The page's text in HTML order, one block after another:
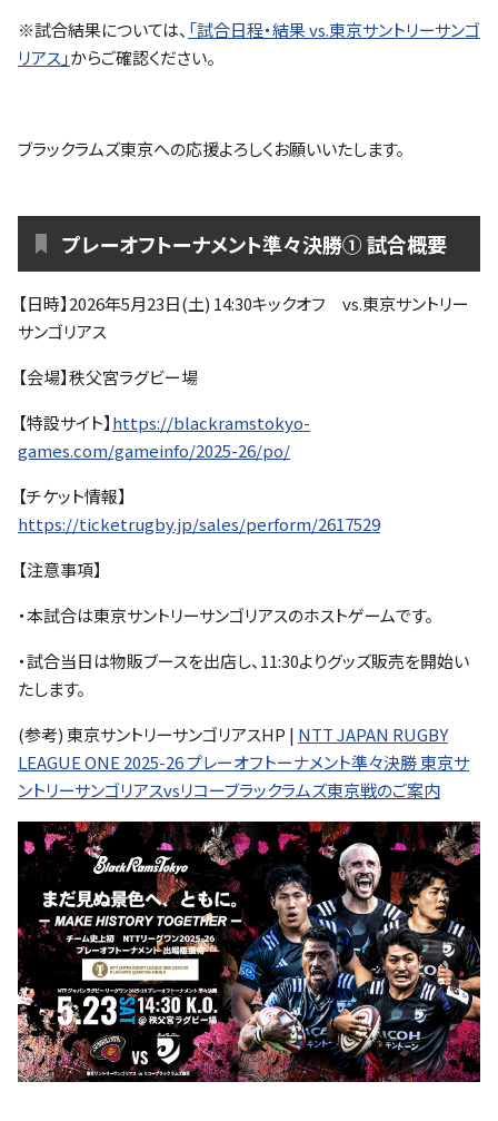
※試合結果については、 「試合日程・結果 vs.東京サントリーサンゴ
リアス」からご確認ください。
ブラックラムズ東京への応援よろしくお願いいたします。
プレーオフトーナメント準々決勝① 試合概要
【日時】2026年5月23日(土) 14:30キックオフ vs.東京サントリー
サンゴリアス
【会場】秩父宮ラグビー場
【特設サイト】https://blackramstokyo-
games.com/gameinfo/2025-26/po/
【チケット情報】
https://ticketrugby.jp/sales/perform/2617529
【注意事項】
・本試合は東京サントリーサンゴリアスのホストゲームです。
・試合当日は物販ブースを出店し、11:30よりグッズ販売を開始い
たします。
(参考) 東京サントリーサンゴリアスHP | NTT JAPAN RUGBY
LEAGUE ONE 2025-26 プレーオフトーナメント準々決勝 東京サ
ントリーサンゴリアスvsリコーブラックラムズ東京戦のご案内